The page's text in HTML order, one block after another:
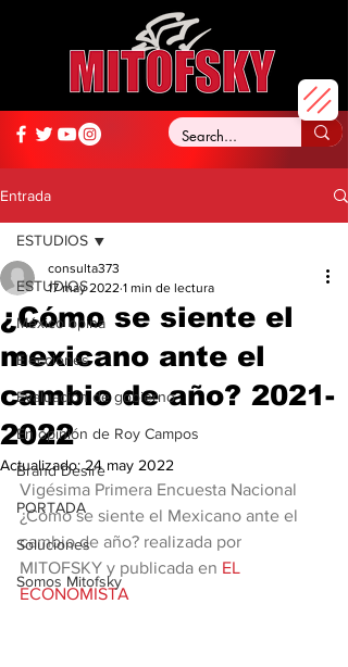
Entrada
ESTUDIOS
México opina
Elecciones
Evaluación de gobierno
En opinión de Roy Campos
Brand Desire
PORTADA
Soluciones
Somos Mitofsky
ESTUDIOS
¿Cómo se siente el
mexicano ante el
cambio de año? 2021-
2022
consulta373
17 may 2022 1 min de lectura
Actualizado:24 may 2022
Vigésima Primera Encuesta Nacional
¿Cómo se siente el Mexicano ante el
cambio de año? realizada por
MITOFSKY y publicada en EL
ECONOMISTA